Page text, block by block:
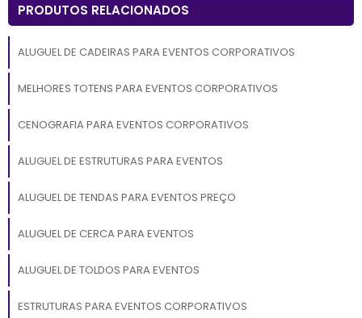
PRODUTOS RELACIONADOS
ALUGUEL DE CADEIRAS PARA EVENTOS CORPORATIVOS
MELHORES TOTENS PARA EVENTOS CORPORATIVOS
CENOGRAFIA PARA EVENTOS CORPORATIVOS
ALUGUEL DE ESTRUTURAS PARA EVENTOS
ALUGUEL DE TENDAS PARA EVENTOS PREÇO
ALUGUEL DE CERCA PARA EVENTOS
ALUGUEL DE TOLDOS PARA EVENTOS
ESTRUTURAS PARA EVENTOS CORPORATIVOS